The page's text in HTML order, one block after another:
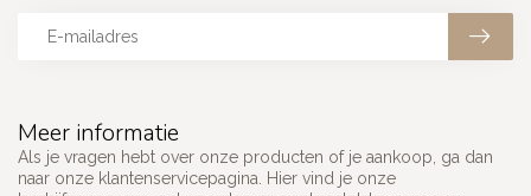
Meer informatie
Als je vragen hebt over onze producten of je aankoop, ga dan
naar onze klantenservicepagina. Hier vind je onze